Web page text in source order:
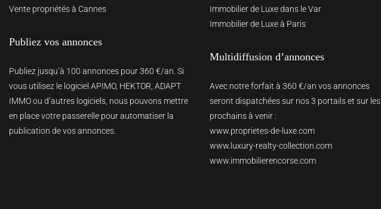
Vente propriétés à Cannes
Publiez vos annonces
Publiez jusqu’à 100 annonces pour 360 €/an. Si
vous utilisez le logiciel APIMO, HEKTOR, ADAPT
IMMO ou d’autres logiciels, nous pouvons mettre
en place votre passerelle pour automatiser la
publication de vos annonces.
Immobilier de Luxe dans le Var
Immobilier de Luxe à Paris
Multidiffusion d’annonces
Avec notre forfait à 360 €/an vos annonces
seront dispatchées sur nos 3 portails et sur les
prochains à venir :
www.proprietes-de-luxe.com
www.luxury-realty-collection.com
www.immobilierencorse.com